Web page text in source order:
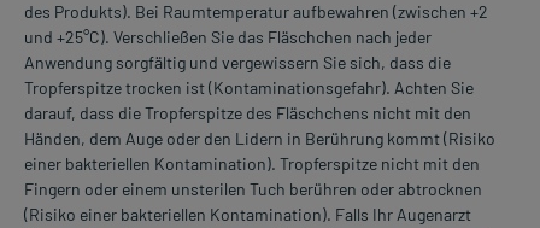
des Produkts). Bei Raumtemperatur aufbewahren (zwischen +2
und +25°C). Verschließen Sie das Fläschchen nach jeder
Anwendung sorgfältig und vergewissern Sie sich, dass die
Tropferspitze trocken ist (Kontaminationsgefahr). Achten Sie
darauf, dass die Tropferspitze des Fläschchens nicht mit den
Händen, dem Auge oder den Lidern in Berührung kommt (Risiko
einer bakteriellen Kontamination). Tropferspitze nicht mit den
Fingern oder einem unsterilen Tuch berühren oder abtrocknen
(Risiko einer bakteriellen Kontamination). Falls Ihr Augenarzt